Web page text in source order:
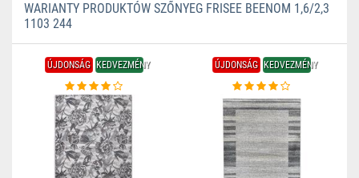
WARIANTY PRODUKTÓW SZŐNYEG FRISEE BEENOM 1,6/2,3
1103 244
ÚJDONSÁG KEDVEZMÉNY ÚJDONSÁG KEDVEZMÉNY